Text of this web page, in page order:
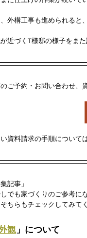
外構工事も進められると
近づくT様邸の様子をま
ご予約・お問い合わせ、
資料請求の手順については
集記事」
しでも家づくりのご参考に
ちらもチェックしてみて
観」について